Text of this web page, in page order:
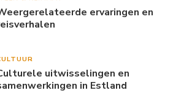
ervaringen en
uitwisselingen en
in Estland